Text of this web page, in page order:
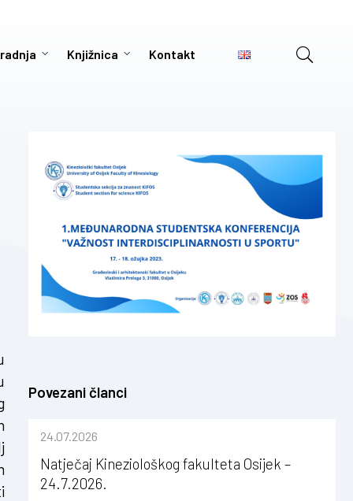
Knjižnica Kontakt
Povezani članci
24.07.2026
Natječaj Kineziološkog fakulteta Osijek –
24.7.2026.